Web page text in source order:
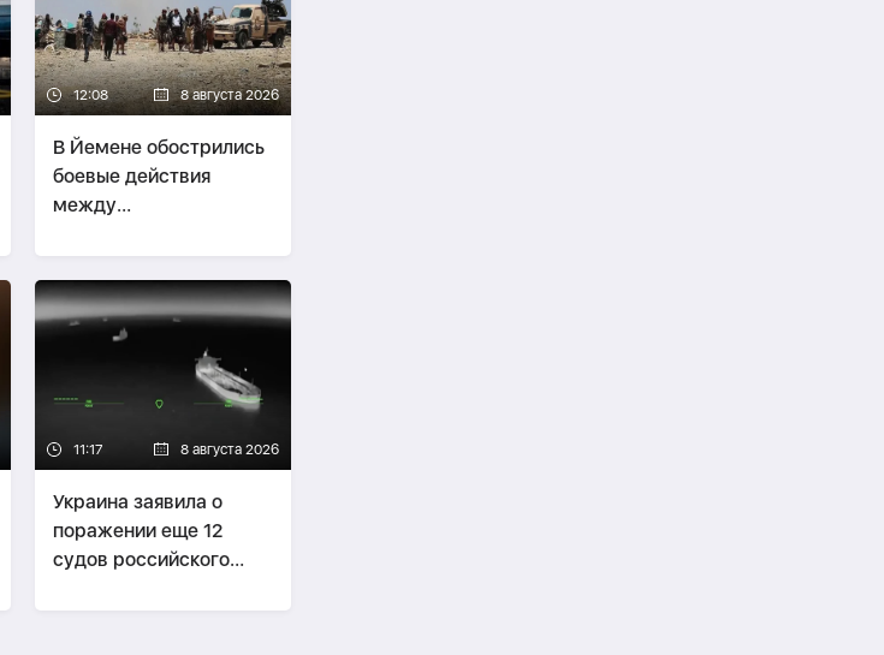
12:08 8 августа 2026
В Йемене обострились
боевые действия
между
силами и хуситами
11:17 8 августа 2026
Украина заявила о
поражении еще 12
судов российского